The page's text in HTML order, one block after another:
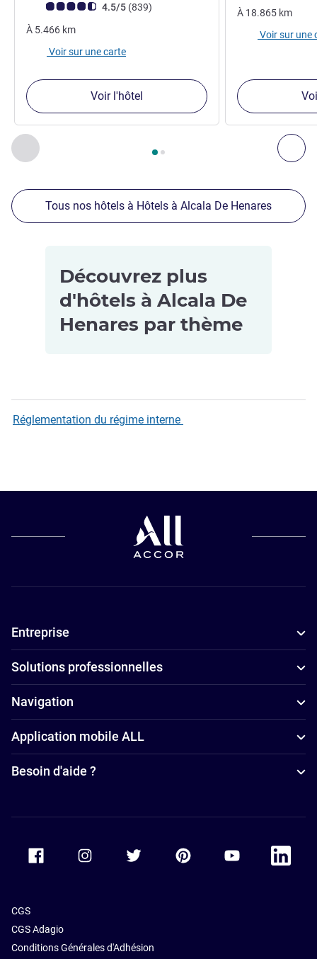
Précédent - Nos autres établissements à proximité
Page , Nos autres établissements à proximité 1 :,
Note Avis clients (Note ALL)
4.5/5 (839avis
)
À 5.466 km
Voir sur une carte
Voir l'hôtel
À 18.865 km
Voir sur une
Tous nos hôtels à Hôtels à Alcala De Henares
Découvrez plus
d'hôtels à Alcala De
Henares par thème
Réglementation du régime interne
Entreprise
Solutions professionnelles
Navigation
Application mobile ALL
Besoin d'aide ?
Accor Facebook Accor TwitterAccor PinterestAccor Youtube
Accor
CGS
CGS Adagio
Conditions Générales d'Adhésion